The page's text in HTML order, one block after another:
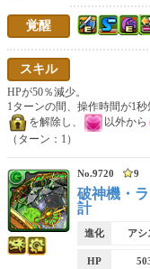
6 7
進化形態
進化前
アシスト進化
極醒進化
超転生進化
覚醒
スキル
HPが50％減少。
1ターンの間、操作時間が1秒
を解除し、
以外から
（ターン：1）
No.9720 9
破神機・
計
進化 アシ
HP